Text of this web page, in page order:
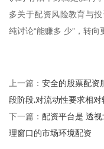
多关于配资风险教育与
纯讨论“能赚多 少”，转向
上一篇： 安全的股票配资
段阶段,对流动性要求相对
下一篇： 配资平台是 透
理窗口的市场环境配资